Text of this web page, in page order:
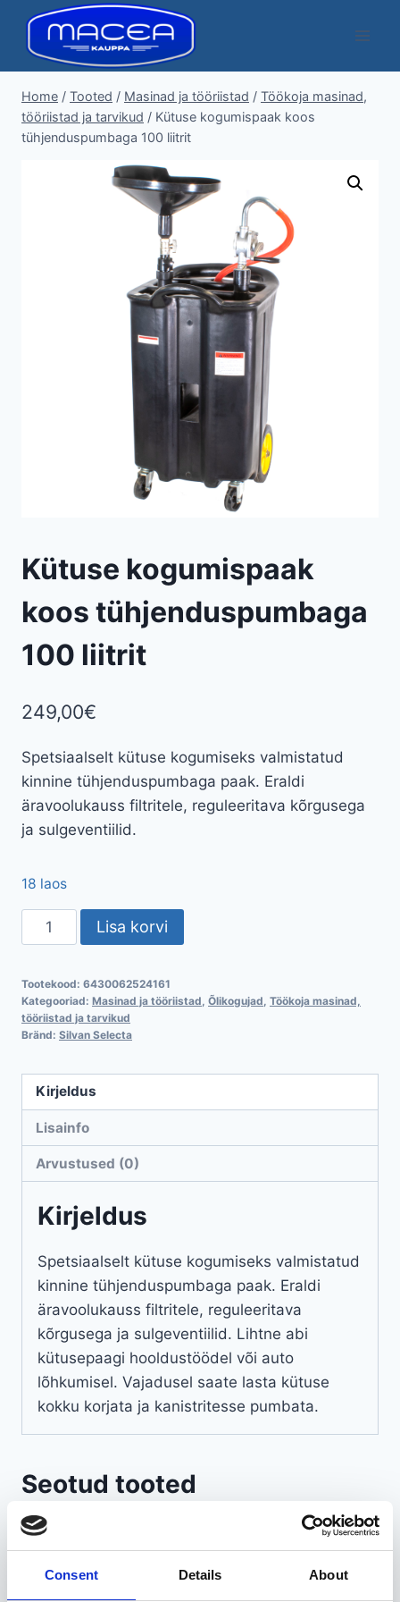
Consent Details About
content
Home / Tooted / Masinad ja tööriistad / Töökoja masinad,
tööriistad ja tarvikud / Kütuse kogumispaak koos
tühjenduspumbaga 100 liitrit
Kütuse kogumispaak
koos tühjenduspumbaga
100 liitrit
249,00€
Spetsiaalselt kütuse kogumiseks valmistatud
kinnine tühjenduspumbaga paak. Eraldi
äravoolukauss filtritele, reguleeritava kõrgusega
ja sulgeventiilid.
18 laos
Kütuse
kogumispaak
tühjenduspumbaga
100
liitrit
Lisa korvi
Tootekood: 6430062524161
Kategooriad: Masinad ja tööriistad Õlikogujad Töökoja masinad,
tööriistad ja tarvikud
Bränd: Silvan Selecta
Kirjeldus
Lisainfo
Arvustused (0)
Kirjeldus
Spetsiaalselt kütuse kogumiseks valmistatud
kinnine tühjenduspumbaga paak. Eraldi
äravoolukauss filtritele, reguleeritava
kõrgusega ja sulgeventiilid. Lihtne abi
kütusepaagi hooldustöödel või auto
lõhkumisel. Vajadusel saate lasta kütuse
kokku korjata ja kanistritesse pumbata.
Seotud tooted